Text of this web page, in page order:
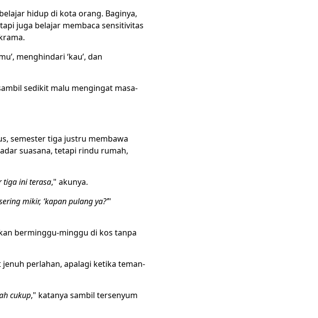
hidup di kota orang. Baginya,
juga belajar membaca sensitivitas
menghindari ‘kau’, dan
sedikit malu mengingat masa-
semester tiga justru membawa
suasana, tetapi rindu rumah,
tiga ini terasa," akunya.
mikir, ‘kapan pulang ya?’"
berminggu-minggu di kos tanpa
perlahan, apalagi ketika teman-
cukup," katanya sambil tersenyum